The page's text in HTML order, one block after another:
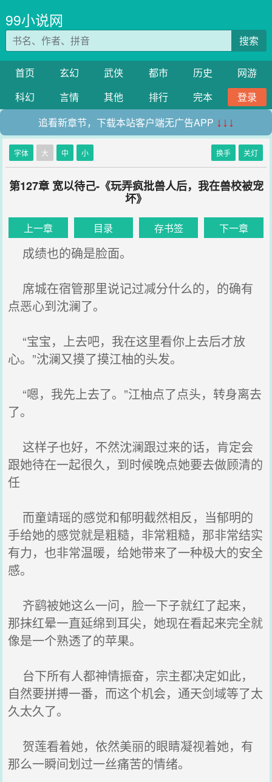
99小说网
搜索
首页 玄幻 武侠 都市 历史
网游
科幻
言情 其他 排行 完本
登录
追看新章节，下载本站客户端无广告APP ↓↓↓
字体 大 中 小 换手 关灯
第127章 宽以待己-《玩弄疯批兽人后，我在兽校被宠
坏》
上一章 目录 存书签 下一章
成绩也的确是脸面。
席城在宿管那里说记过减分什么的，的确有
点恶心到沈澜了。
“宝宝，上去吧，我在这里看你上去后才放
心。”沈澜又摸了摸江柚的头发。
“嗯，我先上去了。”江柚点了点头，转身离去
了。
这样子也好，不然沈澜跟过来的话，肯定会
跟她待在一起很久，到时候晚点她要去做顾清的
任
而童靖瑶的感觉和郁明截然相反，当郁明的
手给她的感觉就是粗糙，非常粗糙，那非常结实
有力，也非常温暖，给她带来了一种极大的安全
感。
齐鹞被她这么一问，脸一下子就红了起来，
那抹红晕一直延绵到耳尖，她现在看起来完全就
像是一个熟透了的苹果。
台下所有人都神情振奋，宗主都决定如此，
自然要拼搏一番，而这个机会，通天剑域等了太
久太久了。
贺莲看着她，依然美丽的眼睛凝视着她，有
那么一瞬间划过一丝痛苦的情绪。